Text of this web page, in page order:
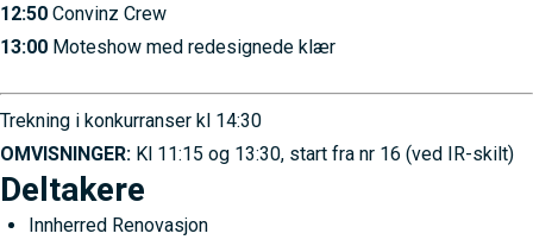
12:50 Convinz Crew
13:00 Moteshow med redesignede klær
Trekning i konkurranser kl 14:30
OMVISNINGER: Kl 11:15 og 13:30, start fra nr 16 (ved IR-skilt)
Deltakere
Innherred Renovasjon